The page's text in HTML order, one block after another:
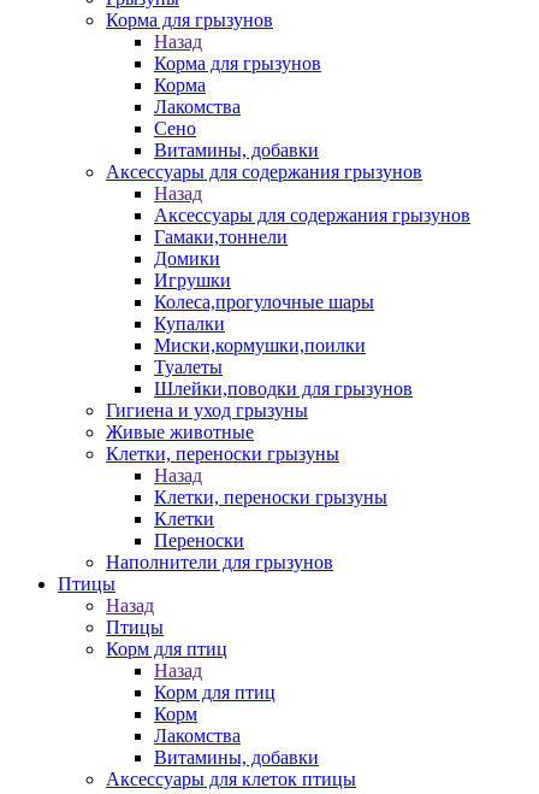
Корма для грызунов
Назад
Корма для грызунов
Корма
Лакомства
Сено
Витамины, добавки
Аксессуары для содержания грызунов
Назад
Аксессуары для содержания грызунов
Гамаки,тоннели
Домики
Игрушки
Колеса,прогулочные шары
Купалки
Миски,кормушки,поилки
Туалеты
Шлейки,поводки для грызунов
Гигиена и уход грызуны
Живые животные
Клетки, переноски грызуны
Назад
Клетки, переноски грызуны
Клетки
Переноски
Наполнители для грызунов
Птицы
Назад
Птицы
Корм для птиц
Назад
Корм для птиц
Корм
Лакомства
Витамины, добавки
Аксессуары для клеток птицы